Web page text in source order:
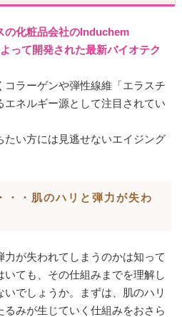
の化粧品会社のInduchem
って開発された最新バイオテク
ラーゲンや弾性線維「エラスチ
エネルギー源として注目されてい
たい方には見逃せないエイジング
・・肌のハリと弾力が失わ
が失われてしまうのかは知って
ても、その仕組みまでを理解し
でしょうか。まずは、肌のハリ
るみが生じていく仕組みをおさら